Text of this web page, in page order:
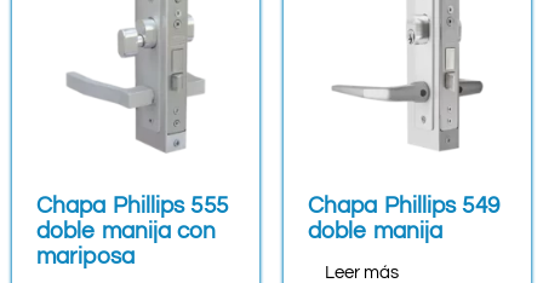
Chapa Phillips 555
doble manija con
mariposa
Chapa Phillips 549
doble manija
Leer más